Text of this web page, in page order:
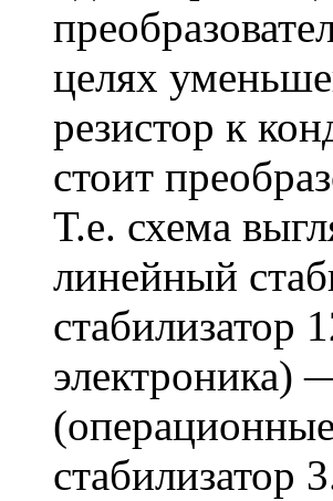
целях
резистор к
стоит
Т.е. схема
линейный
стабилизатор
электроника)
стабилизатор